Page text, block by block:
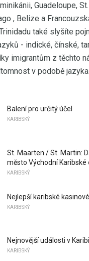
Guadeloupe,
, Belize a
také slyšíte
- indické, čínské,
imigrantům z těchto
v podobě jazyka.
Balení pro určitý účel
KARIBSKÝ
St. Maarten / St. Martin:
město Východní Karibské
KARIBSKÝ
Nejlepší karibské
KARIBSKÝ
Nejnovější události v
KARIBSKÝ